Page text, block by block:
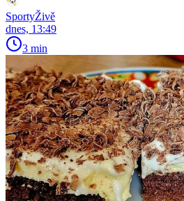
SportyŽivě
dnes, 13:49
3 min